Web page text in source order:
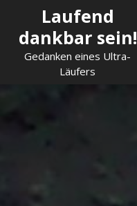
content
Laufend
dankbar sein!
Gedanken eines Ultra-
Läufers